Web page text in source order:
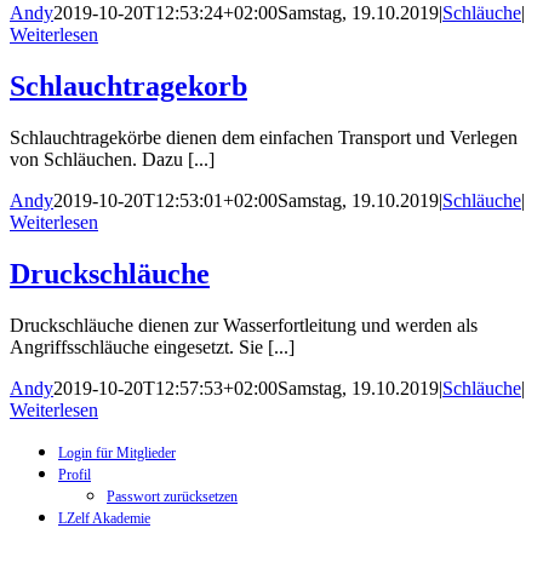
Andy2019-10-20T12:53:24+02:00Samstag, 19.10.2019|Schläuche|
Weiterlesen
Schlauchtragekorb
Schlauchtragekörbe dienen dem einfachen Transport und Verlegen
von Schläuchen. Dazu [...]
Andy2019-10-20T12:53:01+02:00Samstag, 19.10.2019|Schläuche|
Weiterlesen
Druckschläuche
Druckschläuche dienen zur Wasserfortleitung und werden als
Angriffsschläuche eingesetzt. Sie [...]
Andy2019-10-20T12:57:53+02:00Samstag, 19.10.2019|Schläuche|
Weiterlesen
Login für Mitglieder
Profil
Passwort zurücksetzen
LZelf Akademie